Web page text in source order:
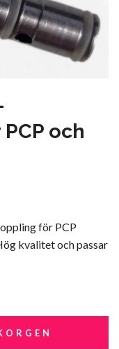
och
för PCP
kvalitet och passar